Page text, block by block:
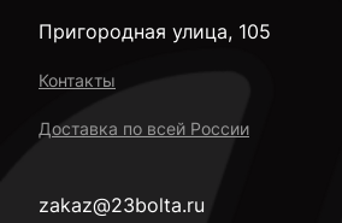
Пригородная улица, 105
Контакты
Доставка по всей России
zakaz@23bolta.ru